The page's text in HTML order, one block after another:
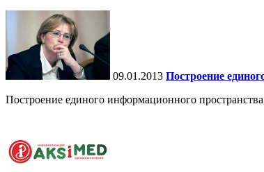
09.01.2013 Построение
Построение единого информационного